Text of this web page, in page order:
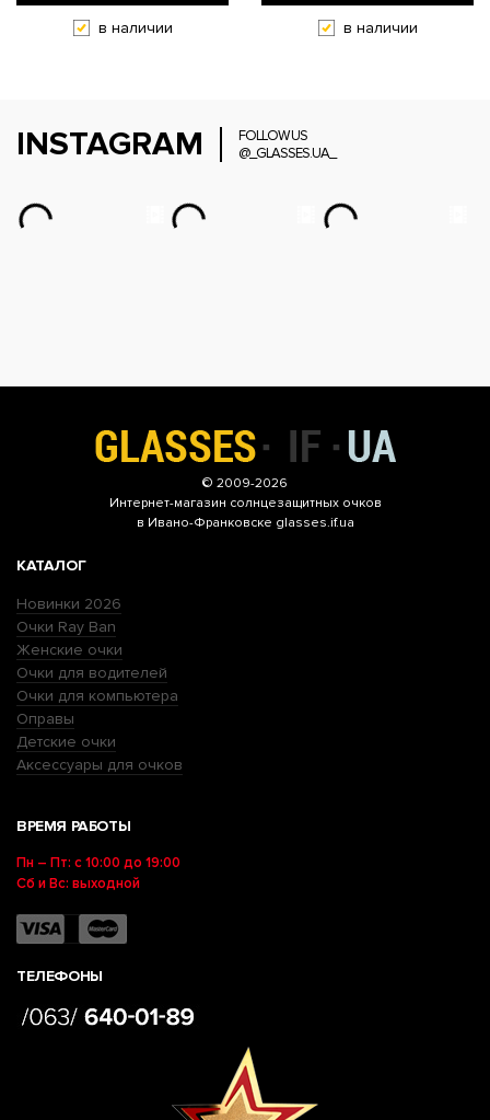
в наличии в наличии
INSTAGRAM
FOLLOW US
@_GLASSES.UA_
© 2009-2026
Интернет-магазин солнцезащитных очков
в Ивано-Франковске glasses.if.ua
КАТАЛОГ
Новинки 2026
Очки Ray Ban
Женские очки
Очки для водителей
Очки для компьютера
Оправы
Детские очки
Аксессуары для очков
ВРЕМЯ РАБОТЫ
Пн – Пт: с 10:00 до 19:00
Сб и Вс: выходной
ТЕЛЕФОНЫ